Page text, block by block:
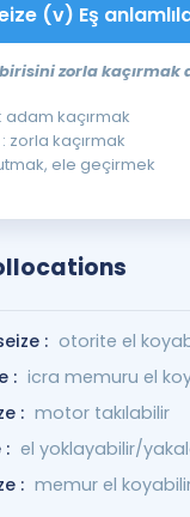
(v) Eş
zorla kaçırmak
: adam kaçırmak
: zorla kaçırmak
ele geçirmek
: otorite el
: icra memuru el
: motor takılabilir
: el yoklayabilir/
: memur el